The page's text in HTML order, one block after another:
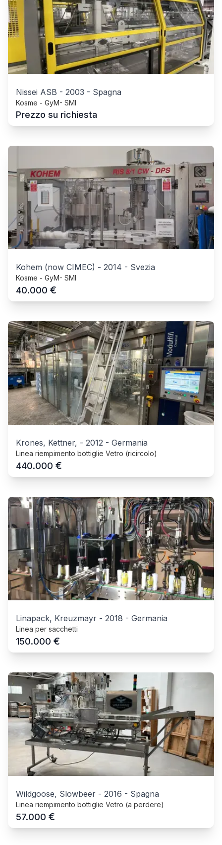
Nissei ASB - 2003 - Spagna
Kosme - GyM- SMI
Prezzo su richiesta
Kohem (now CIMEC) - 2014 - Svezia
Kosme - GyM- SMI
40.000 €
Krones, Kettner, - 2012 - Germania
Linea riempimento bottiglie Vetro (ricircolo)
440.000 €
Linapack, Kreuzmayr - 2018 - Germania
Linea per sacchetti
150.000 €
Wildgoose, Slowbeer - 2016 - Spagna
Linea riempimento bottiglie Vetro (a perdere)
57.000 €